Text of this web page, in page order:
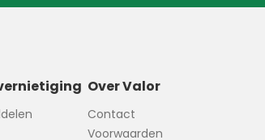
Over Valor
Contact
Voorwaarden